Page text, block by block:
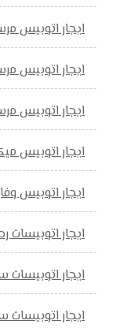
ايجار اتوبيس
ايجار اتوبيس
ايجار اتوبيس
ايجار اتوبيس
ايجار اتوبيس
ايجار اتوبيسات
ايجار اتوبيسات
ايجار اتوبيسات